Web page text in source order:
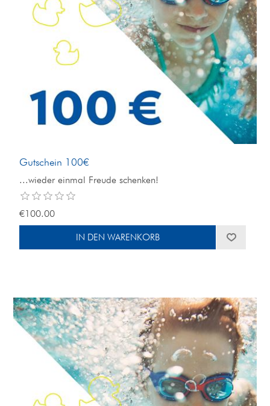
Gutschein 100€
...wieder einmal Freude schenken!
€100.00